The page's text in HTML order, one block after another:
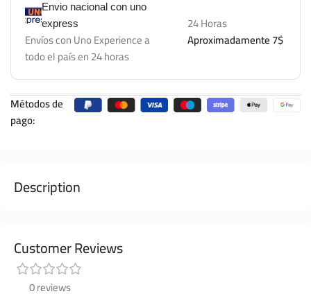
Envio nacional con uno
express
Envíos con Uno Experience a
todo el país en 24 horas
24 Horas
Aproximadamente 7$
Métodos de
pago:
Description
Customer Reviews
0 reviews